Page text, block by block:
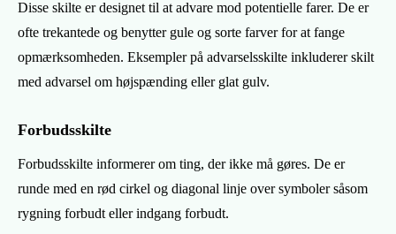
Disse skilte er designet til at advare mod potentielle farer. De er
ofte trekantede og benytter gule og sorte farver for at fange
opmærksomheden. Eksempler på advarselsskilte inkluderer skilt
med advarsel om højspænding eller glat gulv.
Forbudsskilte
Forbudsskilte informerer om ting, der ikke må gøres. De er
runde med en rød cirkel og diagonal linje over symboler såsom
rygning forbudt eller indgang forbudt.